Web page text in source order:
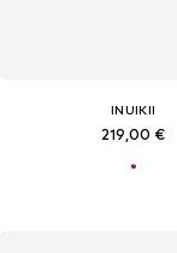
INUIKII
219,00 €